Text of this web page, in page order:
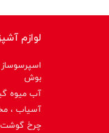
لوازم
بوش
آب میوه
آسیاب ،
چرخ